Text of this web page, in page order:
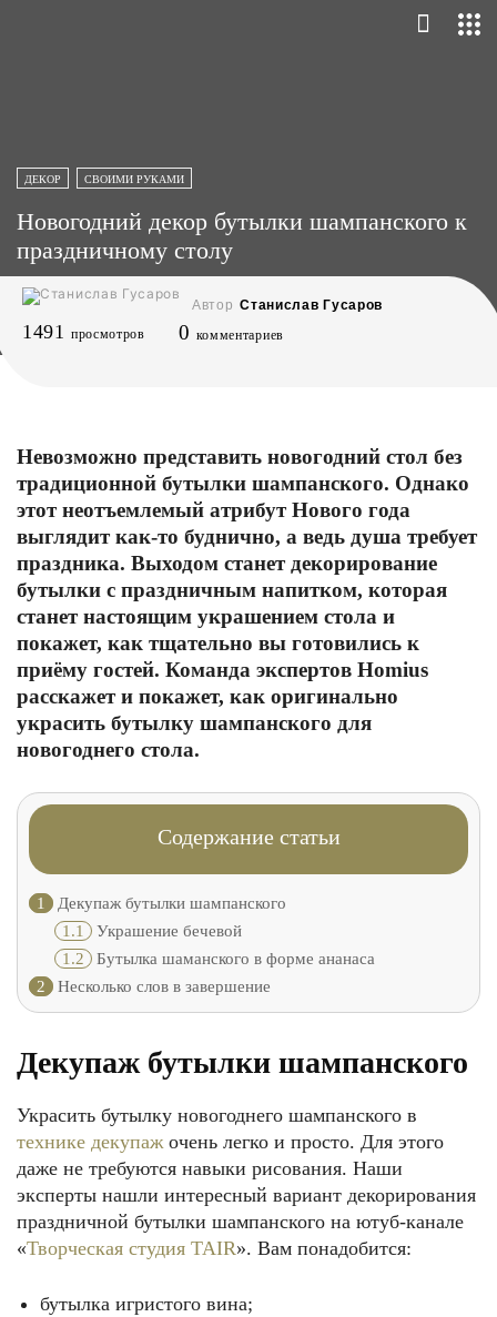
ДЕКОР СВОИМИ РУКАМИ
Новогодний декор бутылки шампанского к
праздничному столу
Автор Станислав Гусаров
1491 просмотров 0 комментариев
Невозможно представить новогодний стол без
традиционной бутылки шампанского. Однако
этот неотъемлемый атрибут Нового года
выглядит как-то буднично, а ведь душа требует
праздника. Выходом станет декорирование
бутылки с праздничным напитком, которая
станет настоящим украшением стола и
покажет, как тщательно вы готовились к
приёму гостей. Команда экспертов Homius
расскажет и покажет, как оригинально
украсить бутылку шампанского для
новогоднего стола.
Содержание статьи
1
Декупаж бутылки шампанского
1.1 Украшение бечевой
1.2 Бутылка шаманского в форме ананаса
2
Несколько слов в завершение
Декупаж бутылки шампанского
Украсить бутылку новогоднего шампанского в
технике декупажочень легко и просто. Для этого
даже не требуются навыки рисования. Наши
эксперты нашли интересный вариант декорирования
праздничной бутылки шампанского на ютуб-канале
«Творческая студия TAIR». Вам понадобится:
бутылка игристого вина;